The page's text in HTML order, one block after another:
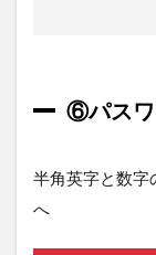
⑥パスワ
半角英字と数字
へ